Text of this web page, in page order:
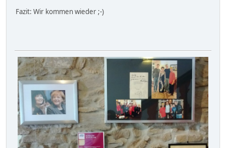
Fazit: Wir kommen wieder ;-)